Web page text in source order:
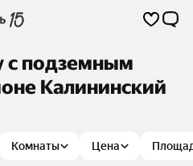
с подземным
Калининский
Комнаты Цена